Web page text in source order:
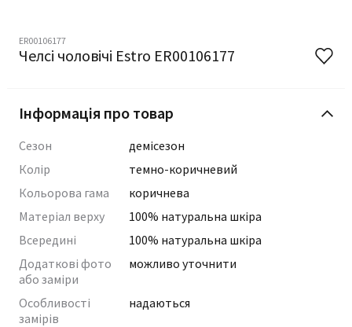
ER00106177
Челсі чоловічі Estro ER00106177
Інформація про товар
Сезон
демісезон
Колір
темно-коричневий
Кольорова гама
коричнева
Матеріал верху
100% натуральна шкіра
Всередині
100% натуральна шкіра
Додаткові фото
або заміри
можливо уточнити
Особливості
замірів
надаються